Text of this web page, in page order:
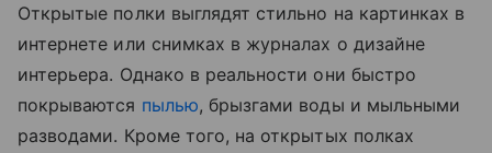
Открытые полки выглядят стильно на картинках в
интернете или снимках в журналах о дизайне
интерьера. Однако в реальности они быстро
покрываются пылью, брызгами воды и мыльными
разводами. Кроме того, на открытых полках